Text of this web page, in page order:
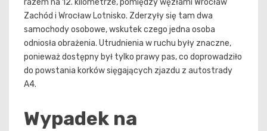
Zachód i Wrocław Lotnisko. Zderzyły się tam dwa
samochody osobowe, wskutek czego jedna osoba
odniosła obrażenia. Utrudnienia w ruchu były znaczne,
ponieważ dostępny był tylko prawy pas, co doprowadziło
do powstania korków sięgających zjazdu z autostrady
A4.
Wypadek na